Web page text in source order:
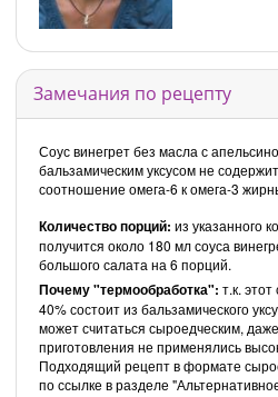
Замечания по рецепту
Соус винегрет без масла с
бальзамическим уксусом не
соотношение омега-6 к омега-3
Количество порций: из указанного
получится около 180 мл соуса
большого салата на 6 порций.
Почему "термообработка": т.к.
40% состоит из бальзамического
может считаться сыроедческим,
приготовления не применялись
Подходящий рецепт в формате
по ссылке в разделе